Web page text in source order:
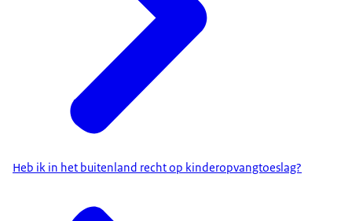
Heb ik in het buitenland recht op kinderopvangtoeslag?